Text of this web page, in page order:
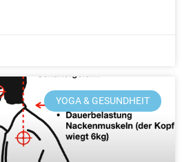
YOGA & GESUNDHEIT